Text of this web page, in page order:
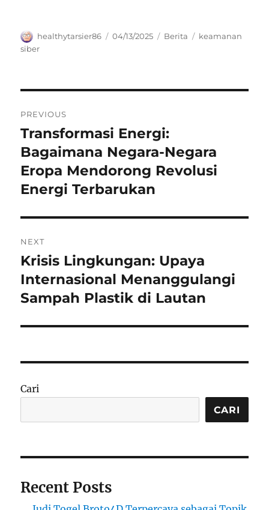
Author
healthytarsier86
Posted
04/13/2025 Categories
Berita Tags
keamanan
siber
pos
PREVIOUS
Previous
post:
Transformasi Energi:
Bagaimana Negara-Negara
Eropa Mendorong Revolusi
Energi Terbarukan
NEXT
Next
post:
Krisis Lingkungan: Upaya
Internasional Menanggulangi
Sampah Plastik di Lautan
Cari
CARI
Recent Posts